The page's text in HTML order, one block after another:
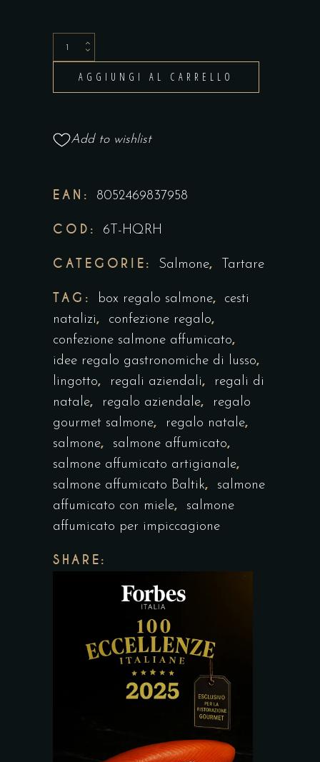
Salmone
Affumicato
kg
Astuccio
Regalo
AGGIUNGI AL CARRELLO
Add to wishlist
EAN: 8052469837958
COD: 6T-HQRH
CATEGORIE: Salmone, Tartare
TAG: box regalo salmone,
cesti
natalizi, confezione regalo,
confezione salmone affumicato,
idee regalo gastronomiche di lusso,
lingotto, regali aziendali,
regali di
natale, regalo aziendale,
regalo
gourmet salmone, regalo natale,
salmone, salmone affumicato,
salmone affumicato artigianale,
salmone affumicato Baltik,
salmone
affumicato con miele,
salmone
affumicato per impiccagione
SHARE: